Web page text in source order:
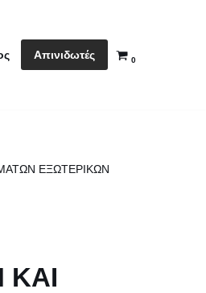
Απινιδωτές 0
ΕΞΩΤΕΡΙΚΩΝ